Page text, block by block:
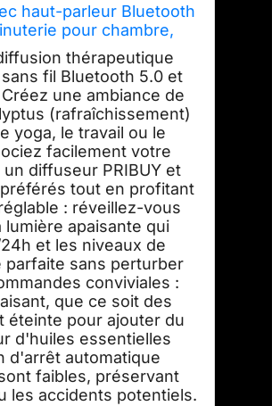
haut-parleur Bluetooth
pour chambre,
thérapeutique
fil Bluetooth 5.0 et
une ambiance de
(rafraîchissement)
yoga, le travail ou le
facilement votre
diffuseur PRIBUY et
tout en profitant
: réveillez-vous
apaisante qui
et les niveaux de
parfaite sans perturber
conviviales :
que ce soit des
éteinte pour ajouter du
d'huiles essentielles
d'arrêt automatique
faibles, préservant
les accidents potentiels.